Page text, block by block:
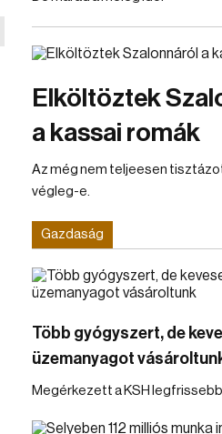
Elköltöztek
a kassai romák
Az még nem teljeesen
végleg-e.
Gazdaság
Több gyógyszert, de
üzemanyagot
Megérkezett a KSH